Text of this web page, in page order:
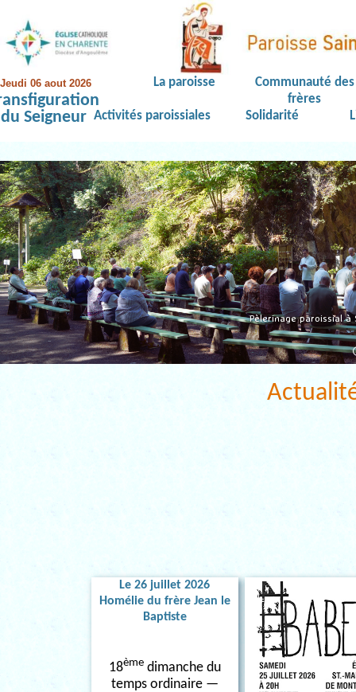
Jeudi 06 aout 2026
du Seigneur
La paroisse
Communauté des
frères
Activités paroissiales
Solidarité
Pèlerinage paroissial
Le 26 juillet 2026
Homélie du frère Jean le
Baptiste
18èmedimanche du
temps ordinaire —